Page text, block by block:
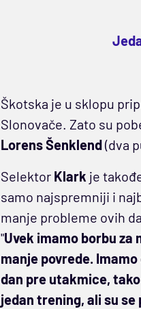
Škotska je u sklopu
Slonovače. Zato su
Lorens Šenklend(dva
Selektor Klark je
samo najspremniji i
manje probleme ovih
"Uvek imamo borbu za
manje povrede.
dan pre utakmice,
jedan trening, ali su